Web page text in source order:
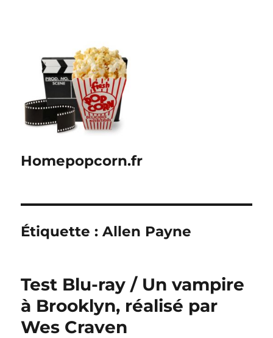
Homepopcorn.fr
Étiquette :Allen Payne
Test Blu-ray / Un vampire
à Brooklyn, réalisé par
Wes Craven